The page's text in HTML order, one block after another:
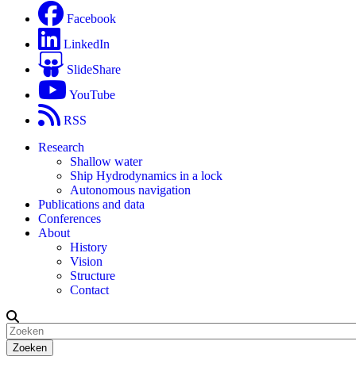
Facebook
LinkedIn
SlideShare
YouTube
RSS
Research
Shallow water
Ship Hydrodynamics in a lock
Autonomous navigation
Publications and data
Conferences
About
History
Vision
Structure
Contact
Zoeken